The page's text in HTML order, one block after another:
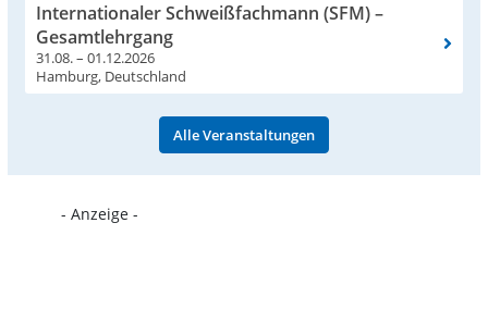
Internationaler Schweißfachmann (SFM) –
Gesamtlehrgang
31.08. – 01.12.2026
Hamburg, Deutschland
Alle Veranstaltungen
- Anzeige -